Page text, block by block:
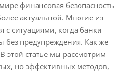
финансовая безопасность
актуальной. Многие из
с ситуациями, когда банки
без предупреждения. Как же
В этой статье мы рассмотрим
но эффективных методов,